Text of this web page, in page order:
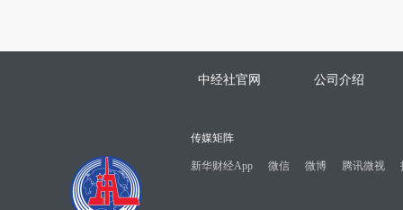
中经社官网 公司介绍
传媒矩阵
新华财经App 微信 微博 腾讯微视